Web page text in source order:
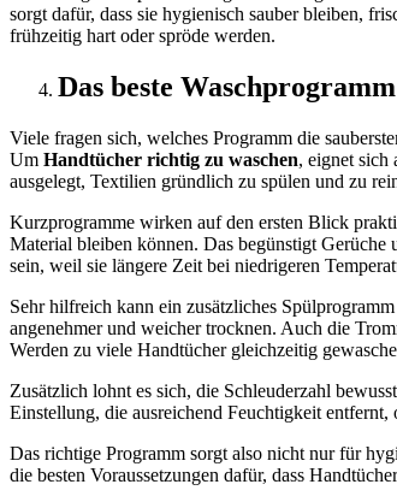
sorgt dafür, dass sie hygienisch sauber bleiben,
frühzeitig hart oder spröde werden.
Das beste
Viele fragen sich, welches Programm die
Um Handtücher richtig zu waschen, eignet sich
ausgelegt, Textilien gründlich zu spülen und zu
Kurzprogramme wirken auf den ersten Blick
Material bleiben können. Das begünstigt
sein, weil sie längere Zeit bei niedrigeren
Sehr hilfreich kann ein zusätzliches
angenehmer und weicher trocknen. Auch die
Werden zu viele Handtücher gleichzeitig
Zusätzlich lohnt es sich, die Schleuderzahl
Einstellung, die ausreichend Feuchtigkeit
Das richtige Programm sorgt also nicht nur für
die besten Voraussetzungen dafür, dass